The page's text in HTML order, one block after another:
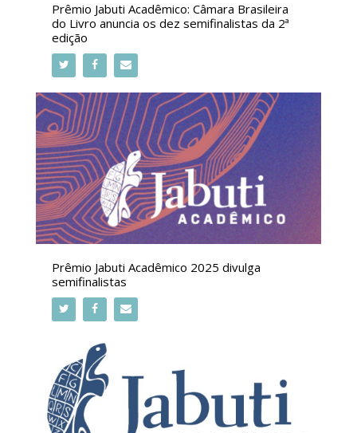
Prêmio Jabuti Acadêmico: Câmara Brasileira
do Livro anuncia os dez semifinalistas da 2ª
edição
Prêmio Jabuti Acadêmico 2025 divulga
semifinalistas